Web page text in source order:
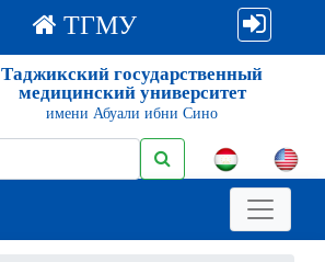
ТГМУ
Таджикский государственный
медицинский университет
имени Абуали ибни Сино